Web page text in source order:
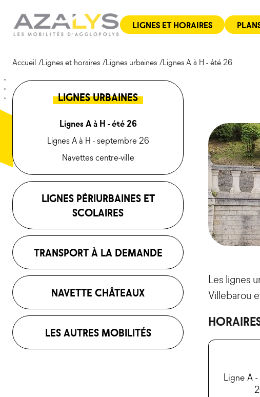
contenu
LIGNES ET HORAIRES
Accueil Lignes et horaires Lignes urbaines Lignes A à H - été 26
Les lignes
Villebarou
Ligne A
LIGNES URBAINES
Lignes A à H - été 26
Lignes A à H - septembre 26
Navettes centre-ville
LIGNES PÉRIURBAINES ET
SCOLAIRES
TRANSPORT À LA DEMANDE
NAVETTE CHÂTEAUX
LES AUTRES MOBILITÉS